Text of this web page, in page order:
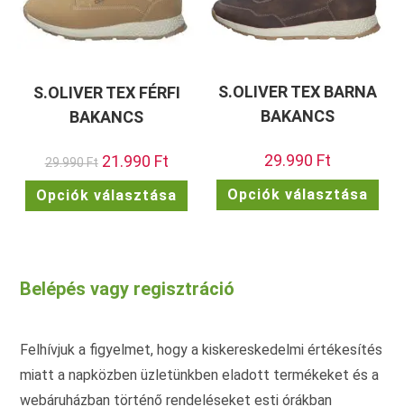
S.OLIVER TEX FÉRFI
BAKANCS
29.990Ft Original
price
was:
29.990 Ft.
21.990 FtCurrent
price
is:
21.990 Ft.
Opciók választása
terméknek
a
termékoldalon
S.OLIVER TEX BARNA
BAKANCS
29.990 Ft
Opciók választása
Belépés vagy regisztráció
Felhívjuk a figyelmet, hogy a kiskereskedelmi értékesítés
miatt a napközben üzletünkben eladott termékeket és a
webáruházban történő rendeléseket esti órákban